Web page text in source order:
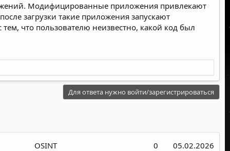
Модифицированные приложения привлекают
загрузки такие приложения запускают
что пользователю неизвестно, какой код был
Для ответа нужно войти/зарегистрироваться
OSINT 0 05.02.2026